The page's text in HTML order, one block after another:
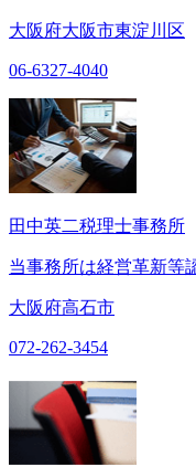
大阪府大阪市東淀川区
06-6327-4040
田中英二税理士事務所
当事務所は経営革新等
大阪府高石市
072-262-3454